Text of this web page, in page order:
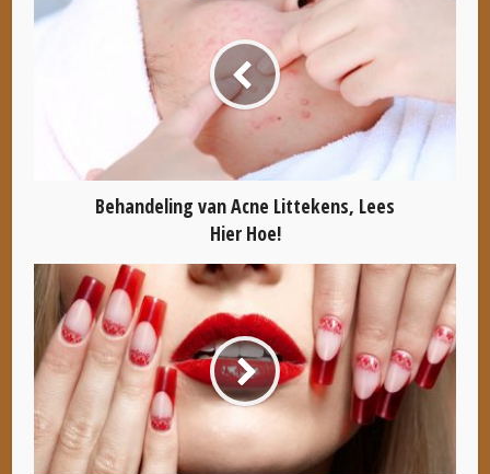
Behandeling van Acne Littekens, Lees
Hier Hoe!